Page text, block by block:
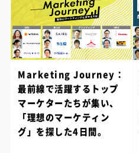
Marketing Journey：
最前線で活躍するトップ
マーケターたちが集い、
「理想のマーケティン
グ」を探した4日間。